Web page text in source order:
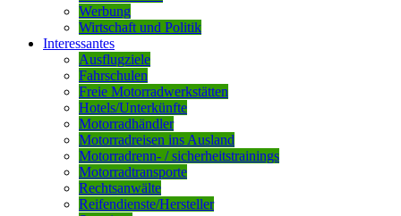
Werbung
Wirtschaft und Politik
Interessantes
Ausflugziele
Fahrschulen
Freie Motorradwerkstätten
Hotels/Unterkünfte
Motorradhändler
Motorradreisen ins Ausland
Motorradrenn- / sicherheitstrainings
Motorradtransporte
Rechtsanwälte
Reifendienste/Hersteller